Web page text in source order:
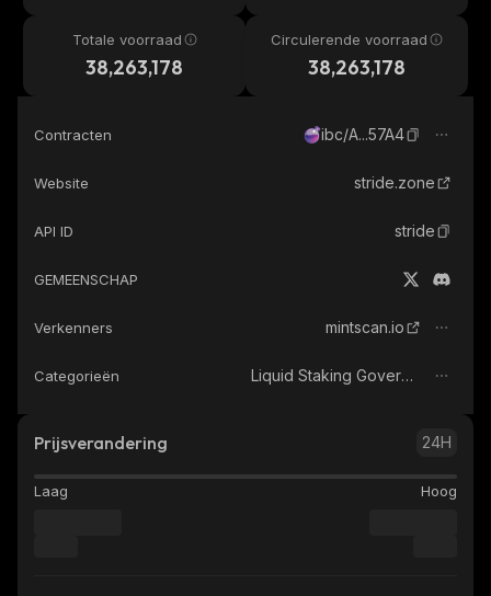
Totale voorraad
38,263,178
Circulerende voorraad
38,263,178
Contracten ibc/A...57A4
Website stride.zone
API ID stride
GEMEENSCHAP
Verkenners mintscan.io
Categorieën Liquid Staking Governance Tokens
Prijsverandering 24H
Laag Hoog